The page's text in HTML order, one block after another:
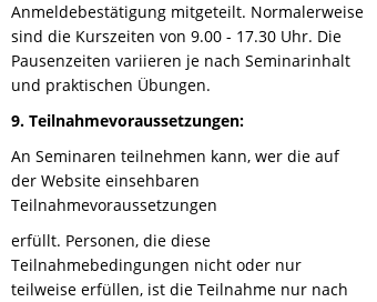
Anmeldebestätigung mitgeteilt. Normalerweise
sind die Kurszeiten von 9.00 - 17.30 Uhr. Die
Pausenzeiten variieren je nach Seminarinhalt
und praktischen Übungen.
9. Teilnahmevoraussetzungen:
An Seminaren teilnehmen kann, wer die auf
der Website einsehbaren
Teilnahmevoraussetzungen
erfüllt. Personen, die diese
Teilnahmebedingungen nicht oder nur
teilweise erfüllen, ist die Teilnahme nur nach